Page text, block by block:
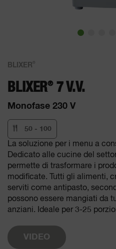
BLIXER
BLIXER® 7 V.V.
Monofase 230 V
50 - 100
La soluzione per i menu a
Dedicato alle cucine del
permette di trasformare i
modificate. Tutti gli alimenti,
serviti come antipasto,
possono essere mangiati da
anziani. Ideale per 3-25
VIDEO